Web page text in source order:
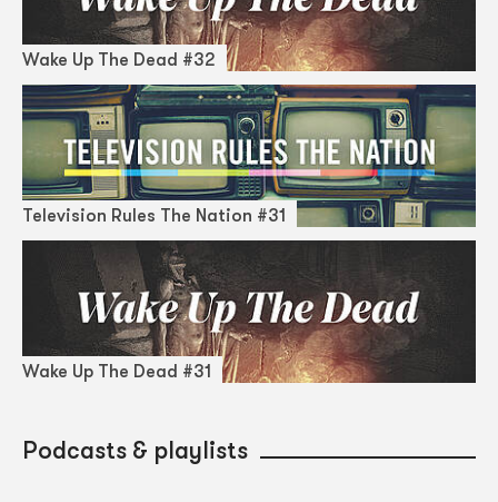
Wake Up The Dead #32
Television Rules The Nation #31
Wake Up The Dead #31
Podcasts & playlists